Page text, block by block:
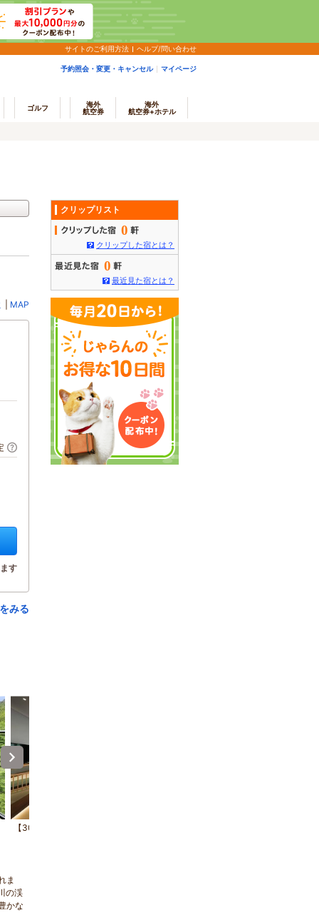
サイトのご利用方法 ヘルプ/問い合わせ
予約照会・変更・キャンセル マイページ
ゴルフ
海外
航空券
海外
航空券+ホテル
MAP
す
みる
【303】Oubaitori（オウバイトウリ）
ま
の渓
かな
クリップリスト
0
クリップした宿とは？
0
最近見た宿とは？